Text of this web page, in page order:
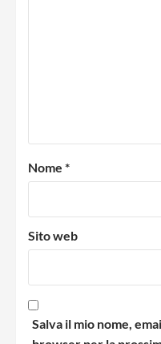
Nome *
Sito web
Salva il mio nome,